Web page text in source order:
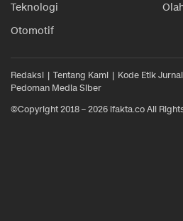
Teknologi
Otomotif
Redaksi Tentang Kami Kode Etik
Pedoman Media Siber
©Copyright 2018 – 2026 ifakta.co All